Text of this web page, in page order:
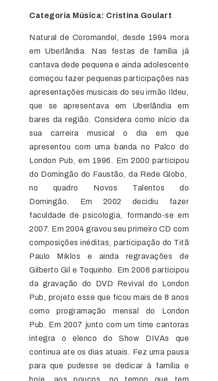
Categoria Música: Cristina Goulart
Natural de Coromandel, desde 1994 mora
em Uberlândia. Nas festas de família já
cantava dede pequena e ainda adolescente
começou fazer pequenas participações nas
apresentações musicais do seu irmão Ildeu,
que se apresentava em Uberlândia em
bares da região. Considera como início da
sua carreira musical o dia em que
apresentou com uma banda no Palco do
London Pub, em 1996. Em 2000 participou
do Domingão do Faustão, da Rede Globo,
no quadro Novos Talentos do
Domingão. Em 2002 decidiu fazer
faculdade de psicologia, formando-se em
2007. Em 2004 gravou seu primeiro CD com
composições inéditas, participação do Titã
Paulo Miklos e ainda regravações de
Gilberto Gil e Toquinho. Em 2006 participou
da gravação do DVD Revival do London
Pub, projeto esse que ficou mais de 8 anos
como programação mensal do London
Pub. Em 2007 junto com um time cantoras
integra o elenco do Show DIVAs que
continua ate os dias atuais. Fez uma pausa
para que pudesse se dedicar à família e